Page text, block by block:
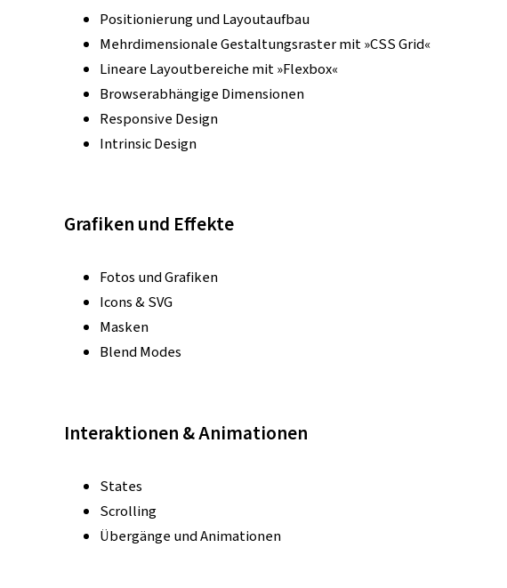
Positionierung und Layoutaufbau
Mehrdimensionale Gestaltungsraster mit »CSS Grid«
Lineare Layoutbereiche mit »Flexbox«
Browserabhängige Dimensionen
Responsive Design
Intrinsic Design
Grafiken und Effekte
Fotos und Grafiken
Icons & SVG
Masken
Blend Modes
Interaktionen & Animationen
States
Scrolling
Übergänge und Animationen